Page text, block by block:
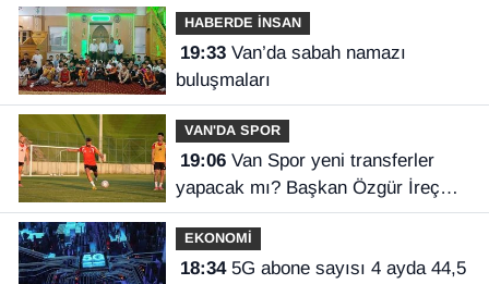
HABERDE İNSAN
19:33Van’da sabah namazı
buluşmaları
VAN'DA SPOR
19:06Van Spor yeni transferler
yapacak mı? Başkan Özgür İreç
İlhan açıkladı
EKONOMİ
18:345G abone sayısı 4 ayda 44,5